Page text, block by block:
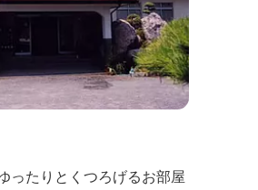
ったりとくつろげるお部屋